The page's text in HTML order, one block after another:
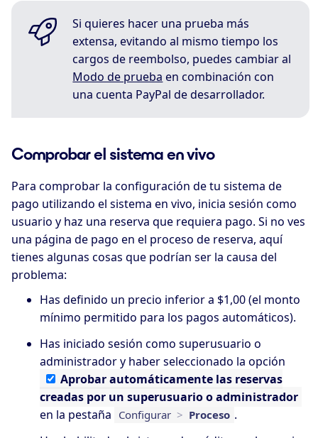
Si quieres hacer una prueba más
extensa, evitando al mismo tiempo los
cargos de reembolso, puedes cambiar al
Modo de prueba en combinación con
una cuenta PayPal de desarrollador.
Comprobar el sistema en vivo
Para comprobar la configuración de tu sistema de
pago utilizando el sistema en vivo, inicia sesión como
usuario y haz una reserva que requiera pago. Si no ves
una página de pago en el proceso de reserva, aquí
tienes algunas cosas que podrían ser la causa del
problema:
Has definido un precio inferior a $1,00 (el monto
mínimo permitido para los pagos automáticos).
Has iniciado sesión como superusuario o
administrador y haber seleccionado la opción
Aprobarautomáticamente las reservas
creadas por un superusuario o administrador
en la pestaña Configurar > Proceso .